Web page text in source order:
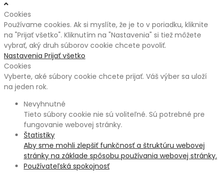
Cookies
Používame cookies. Ak si myslíte, že je to v poriadku, kliknite
na "Prijať všetko". Kliknutím na "Nastavenia" si tiež môžete
vybrať, aký druh súborov cookie chcete povoliť.
Nastavenia Prijať všetko
Cookies
Vyberte, aké súbory cookie chcete prijať. Váš výber sa uloží
na jeden rok.
Nevyhnutné
Tieto súbory cookie nie sú voliteľné. Sú potrebné pre
fungovanie webovej stránky.
Štatistiky
Aby sme mohli zlepšiť funkčnosť a štruktúru webovej
stránky na základe spôsobu používania webovej stránky.
Používateľská spokojnosť